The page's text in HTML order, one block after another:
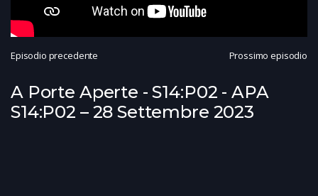
Episodio precedente Prossimo episodio
A Porte Aperte - S14:P02 - APA
S14:P02 – 28 Settembre 2023